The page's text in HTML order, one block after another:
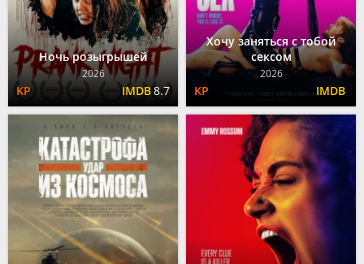
Ночь розыгрышей
2026
8.7
Хочу заняться с тобой
сексом
2026